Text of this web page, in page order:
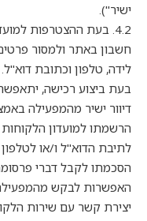
ישיר").
4.2. בעת ההצטרפות
חשבון באתר ולמסור
לידה, טלפון וכתובת
בעת ביצוע רכישה,
דיוור ישיר מהמפעילה
הרשמתו למועדון
לתיבת הדוא"ל ו/או
הסכמתו לקבל דברי
האפשרות לבקש
יצירת קשר עם שירות